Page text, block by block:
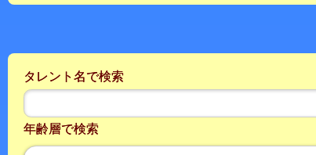
タレント名で検索
年齢層で検索